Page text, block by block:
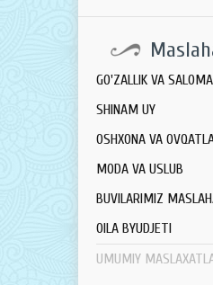
GO'ZALLIK VA
SHINAM UY
OSHXONA VA
MODA VA USLUB
BUVILARIMIZ
OILA BYUDJETI
UMUMIY